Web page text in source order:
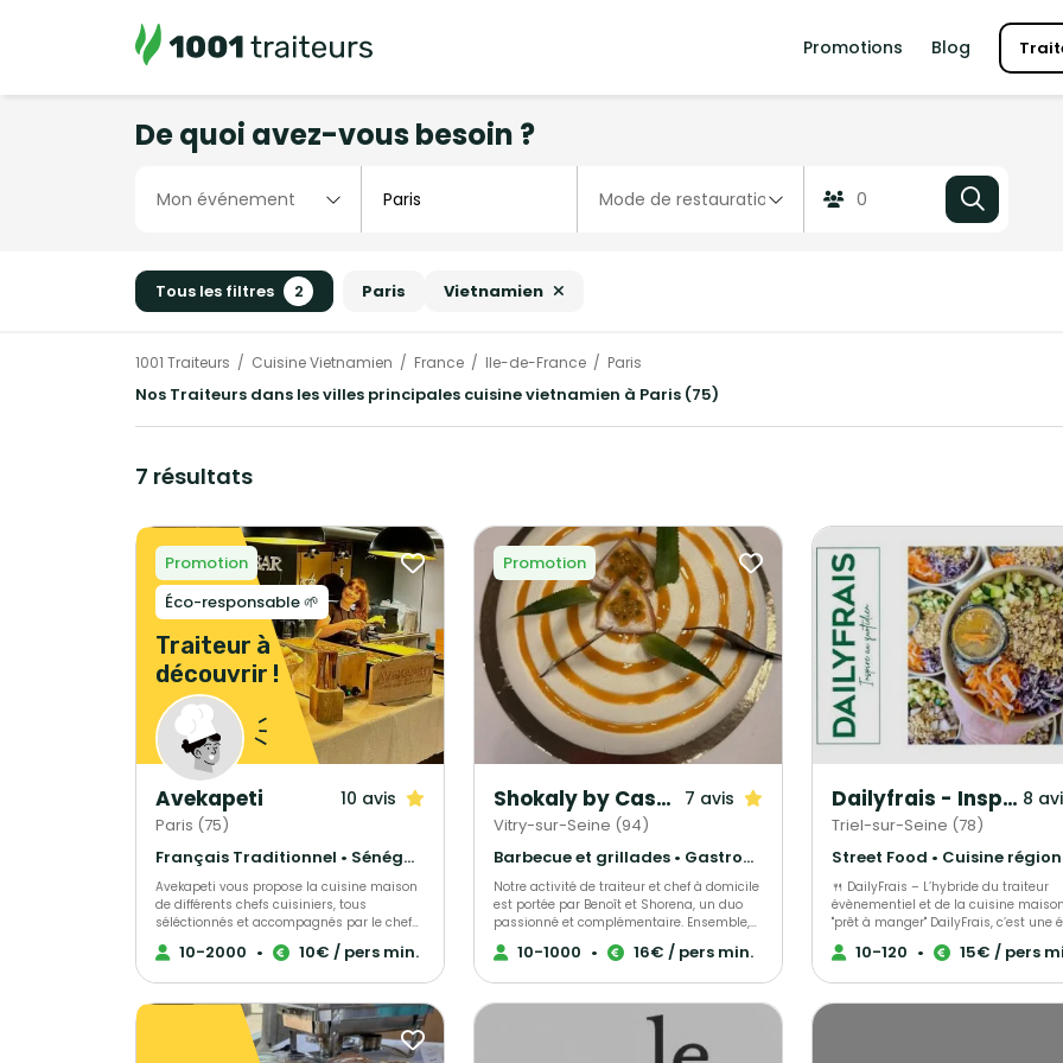
Promotions Blog
De quoi avez-vous besoin ?
Tous les filtres 2 Paris Vietnamien
1001 Traiteurs Cuisine Vietnamien France Ile-de-France Paris
Nos Traiteurs dans les villes principales cuisine vietnamien à Paris (75)
7 résultats
Traiteur à
découvrir !
Promotion
Éco-responsable 🌱
Avekapeti 10 avis
Paris (75)
Français Traditionnel • Sénégalais • Thaïlandais
Avekapeti vous propose la cuisine maison
de différents chefs cuisiniers, tous
séléctionnés et accompagnés par le chef
étoilé Christian Conticini pour vos cocktails,
petits-déjeuners, plateaux-repas, buffets...
réutilisables 0 déchet ou recyclables en
véhicules éléctriques. Du buffet bonne
franquette au semi-gastro en passant par
10-2000 • 10€ / pers min.
Promotion
Shokaly by Casanova 7 avis
Vitry-sur-Seine (94)
Barbecue et grillades • Gastronomique • Français Traditionnel
Notre activité de traiteur et chef à domicile
est portée par Benoît et Shorena, un duo
passionné et complémentaire. Ensemble,
ils créent des expériences culinaires
uniques pour vos événements privés ou
soigneusement sélectionnés pour garantir
qualité et authenticité. Grâce à leur
créativité exceptionnelle et leur sens du
10-1000 • 16€ / pers min.
Dailyfrais - Inspiré au Quotidien 8
Triel-sur-Seine (78)
🍴 DailyFrais – L’hybride du traiteur
évènementiel et de la cuisine
"prêt à manger" DailyFrais, c’est une équipe
de passionnés qui marie l’art du
évènementiel et le savoir-faire du
10-120 • 15€ / pers